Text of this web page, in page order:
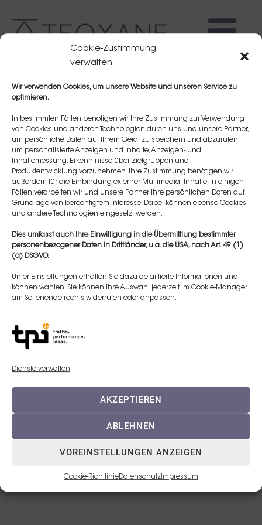
Cookie-Zustimmung
verwalten
Wir verwenden Cookies, um unsere Website und unseren Service zu
optimieren.
In bestimmten Fällen benötigen wir Ihre Zustimmung zur Verwendung
von Cookies und anderen Technologien durch uns und unsere Partner,
um persönliche Daten auf Ihrem Gerät zu speichern und abzurufen,
um personalisierte Anzeigen und Inhalte, Anzeigen- und
Inhaltemessung, Erkenntnisse über Zielgruppen und
Produktentwicklung vorzunehmen. Ihre Zustimmung benötigen wir
außerdem für die Einbindung externer Multimedia- Inhalte. In einigen
Fällen verarbeiten wir und unsere Partner Ihre persönlichen Daten auf
Grundlage von berechtigtem Interesse. Dabei können ebenso Cookies
und andere Technologien eingesetzt werden.
Dies umfasst auch Ihre Einwilligung in die Übermittlung bestimmter
personenbezogener Daten in Drittländer, u.a. die USA, nach Art. 49 (1)
(a) DSGVO.
Unter Einstellungen erhalten Sie dazu detaillierte Informationen und
können wählen. Sie können Ihre Auswahl jederzeit im Cookie-Manager
am Seitenende rechts widerrufen oder anpassen.
Dienste verwalten
AKZEPTIEREN
ABLEHNEN
VOREINSTELLUNGEN ANZEIGEN
Cookie-RichtlinieDatenschutz Impressum
Elizabeta Djurdjevic
E-Mail:
Telefon: